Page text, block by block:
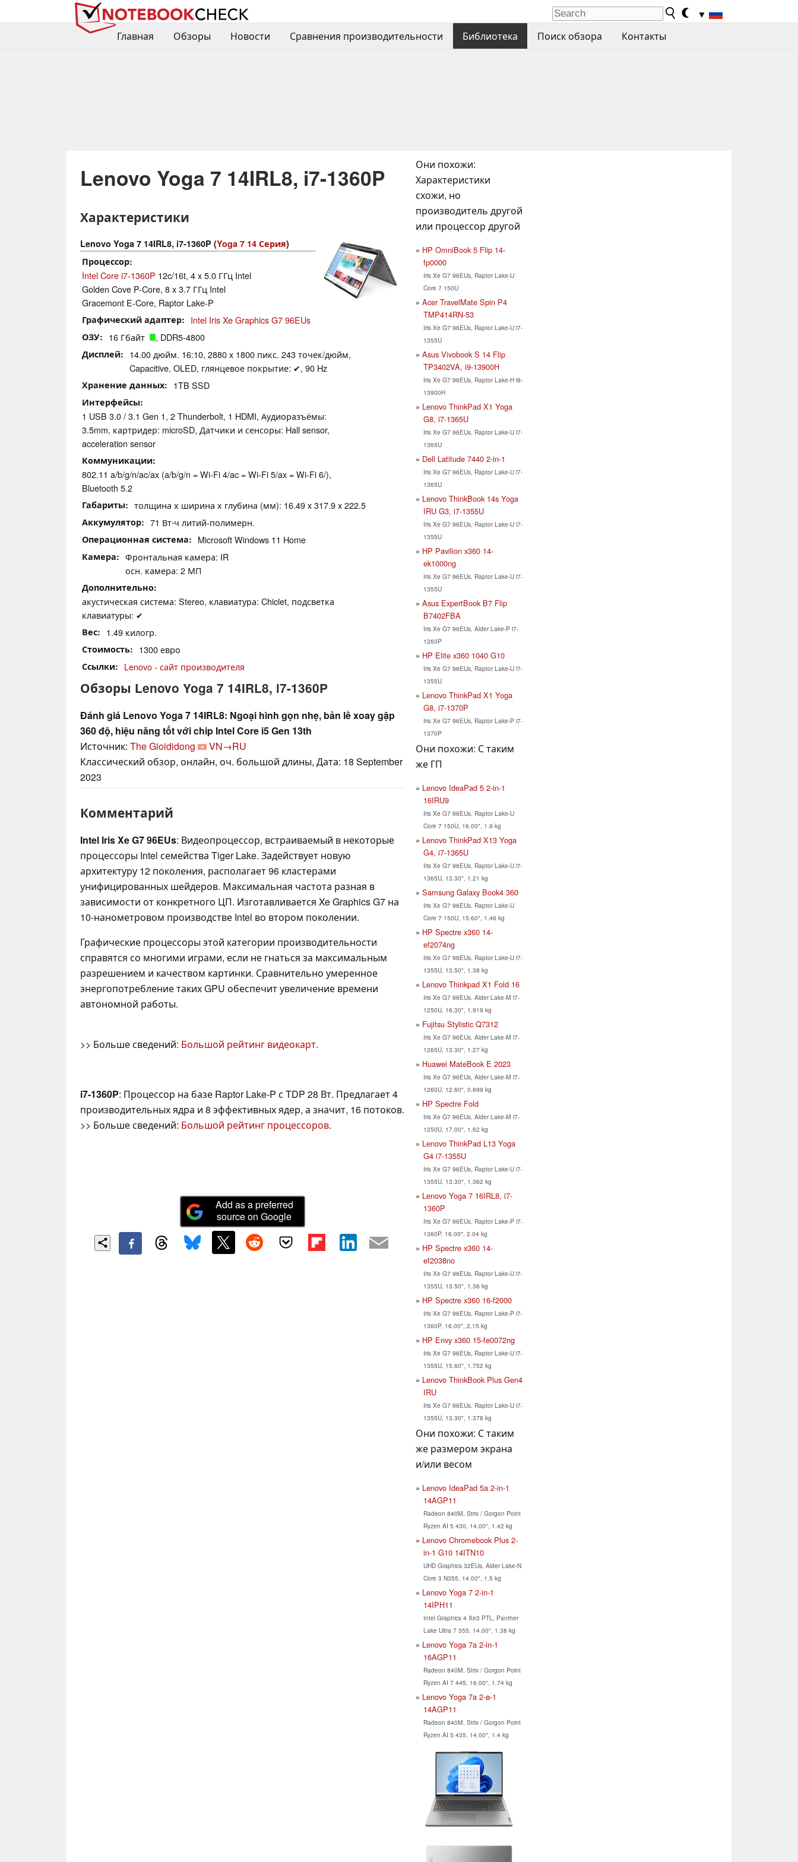
▼
Главная
Обзоры Новости Сравнения производительности Библиотека Поиск обзора Контакты
Lenovo Yoga 7 14IRL8, i7-1360P
Характеристики
Lenovo Yoga 7 14IRL8, i7-1360P (Yoga 7 14 Серия)
Процессор
Intel Core i7-1360P 12c/16t, 4 x 5.0 ГГц Intel
Golden Cove P-Core, 8 x 3.7 ГГц Intel
Gracemont E-Core, Raptor Lake-P
Графический адаптер Intel Iris Xe Graphics G7 96EUs
ОЗУ 16 Гбайт , DDR5-4800
Дисплей
14.00 дюйм. 16:10, 2880 x 1800 пикс. 243 точек/дюйм,
Capacitive, OLED, глянцевое покрытие: ✔, 90 Hz
Хранение данных 1TB SSD
Интерфейсы
1 USB 3.0 / 3.1 Gen 1, 2 Thunderbolt, 1 HDMI, Аудиоразъёмы:
3.5mm, картридер: microSD, Датчики и сенсоры: Hall sensor,
acceleration sensor
Коммуникации
802.11 a/b/g/n/ac/ax (a/b/g/n = Wi-Fi 4/ac = Wi-Fi 5/ax = Wi-Fi 6/),
Bluetooth 5.2
Габариты толщина х ширина х глубина (мм): 16.49 x 317.9 x 222.5
Аккумулятор 71 Вт⋅ч литий-полимерн.
Операционная система Microsoft Windows 11 Home
Камера
Фронтальная камера: IR
осн. камера: 2 МП
Дополнительно
акустическая система: Stereo, клавиатура: Chiclet, подсветка
клавиатуры: ✔
Вес 1.49 килогр.
Стоимость 1300 евро
Ссылки Lenovo - сайт производителя
Обзоры Lenovo Yoga 7 14IRL8, i7-1360P
Đánh giá Lenovo Yoga 7 14IRL8: Ngoại hình gọn nhẹ, bản lề xoay gập
360 độ, hiệu năng tốt với chip Intel Core i5 Gen 13th
Источник: The Gioididong
VN→RU
Классический обзор, онлайн, оч. большой длины, Дата: 18 September
2023
Комментарий
Intel Iris Xe G7 96EUs: Видеопроцессор, встраиваемый в некоторые
процессоры Intel семейства Tiger Lake. Задействует новую
архитектуру 12 поколения, располагает 96 кластерами
унифицированных шейдеров. Максимальная частота разная в
зависимости от конкретного ЦП. Изготавливается Xe Graphics G7 на
10-нанометровом производстве Intel во втором поколении.
Графические процессоры этой категории производительности
справятся со многими играми, если не гнаться за максимальным
разрешением и качеством картинки. Сравнительно умеренное
энергопотребление таких GPU обеспечит увеличение времени
автономной работы.
>> Больше сведений: Большой рейтинг видеокарт.
i7-1360P: Процессор на базе Raptor Lake-P с TDP 28 Вт. Предлагает 4
производительных ядра и 8 эффективных ядер, а значит, 16 потоков.
>> Больше сведений: Большой рейтинг процессоров.
Add as a preferred
source on Google
Они похожи:
Характеристики
схожи, но
производитель другой
или процессор другой
HP OmniBook 5 Flip 14-
fp0000
Iris Xe G7 96EUs, Raptor Lake-U
Core 7 150U
Acer TravelMate Spin P4
TMP414RN-53
Iris Xe G7 96EUs, Raptor Lake-U i7-
1355U
Asus Vivobook S 14 Flip
TP3402VA, i9-13900H
Iris Xe G7 96EUs, Raptor Lake-H i9-
13900H
Lenovo ThinkPad X1 Yoga
G8, i7-1365U
Iris Xe G7 96EUs, Raptor Lake-U i7-
1365U
Dell Latitude 7440 2-in-1
Iris Xe G7 96EUs, Raptor Lake-U i7-
1365U
Lenovo ThinkBook 14s Yoga
IRU G3, i7-1355U
Iris Xe G7 96EUs, Raptor Lake-U i7-
1355U
HP Pavilion x360 14-
ek1000ng
Iris Xe G7 96EUs, Raptor Lake-U i7-
1355U
Asus ExpertBook B7 Flip
B7402FBA
Iris Xe G7 96EUs, Alder Lake-P i7-
1260P
HP Elite x360 1040 G10
Iris Xe G7 96EUs, Raptor Lake-U i7-
1355U
Lenovo ThinkPad X1 Yoga
G8, i7-1370P
Iris Xe G7 96EUs, Raptor Lake-P i7-
1370P
Они похожи: С таким
же ГП
Lenovo IdeaPad 5 2-in-1
16IRU9
Iris Xe G7 96EUs, Raptor Lake-U
Core 7 150U, 16.00", 1.9 kg
Lenovo ThinkPad X13 Yoga
G4, i7-1365U
Iris Xe G7 96EUs, Raptor Lake-U i7-
1365U, 13.30", 1.21 kg
Samsung Galaxy Book4 360
Iris Xe G7 96EUs, Raptor Lake-U
Core 7 150U, 15.60", 1.46 kg
HP Spectre x360 14-
ef2074ng
Iris Xe G7 96EUs, Raptor Lake-U i7-
1355U, 13.50", 1.38 kg
Lenovo Thinkpad X1 Fold 16
Iris Xe G7 96EUs, Alder Lake-M i7-
1250U, 16.30", 1.919 kg
Fujitsu Stylistic Q7312
Iris Xe G7 96EUs, Alder Lake-M i7-
1265U, 13.30", 1.27 kg
Huawei MateBook E 2023
Iris Xe G7 96EUs, Alder Lake-M i7-
1260U, 12.60", 0.699 kg
HP Spectre Fold
Iris Xe G7 96EUs, Alder Lake-M i7-
1250U, 17.00", 1.62 kg
Lenovo ThinkPad L13 Yoga
G4 i7-1355U
Iris Xe G7 96EUs, Raptor Lake-U i7-
1355U, 13.30", 1.362 kg
Lenovo Yoga 7 16IRL8, i7-
1360P
Iris Xe G7 96EUs, Raptor Lake-P i7-
1360P, 16.00", 2.04 kg
HP Spectre x360 14-
ef2038no
Iris Xe G7 96EUs, Raptor Lake-U i7-
1355U, 13.50", 1.36 kg
HP Spectre x360 16-f2000
Iris Xe G7 96EUs, Raptor Lake-P i7-
1360P, 16.00", 2.15 kg
HP Envy x360 15-fe0072ng
Iris Xe G7 96EUs, Raptor Lake-U i7-
1355U, 15.60", 1.752 kg
Lenovo ThinkBook Plus Gen4
IRU
Iris Xe G7 96EUs, Raptor Lake-U i7-
1355U, 13.30", 1.378 kg
Они похожи: С таким
же размером экрана
и/или весом
Lenovo IdeaPad 5a 2-in-1
14AGP11
Radeon 840M, Strix / Gorgon Point
Ryzen AI 5 430, 14.00", 1.42 kg
Lenovo Chromebook Plus 2-
in-1 G10 14ITN10
UHD Graphics 32EUs, Alder Lake-N
Core 3 N355, 14.00", 1.5 kg
Lenovo Yoga 7 2-in-1
14IPH11
Intel Graphics 4 Xe3 PTL, Panther
Lake Ultra 7 355, 14.00", 1.38 kg
Lenovo Yoga 7a 2-in-1
16AGP11
Radeon 840M, Strix / Gorgon Point
Ryzen AI 7 445, 16.00", 1.74 kg
Lenovo Yoga 7a 2-в-1
14AGP11
Radeon 840M, Strix / Gorgon Point
Ryzen AI 5 435, 14.00", 1.4 kg